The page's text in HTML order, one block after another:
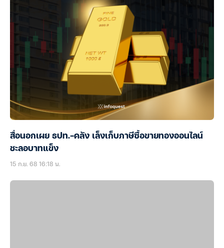
สื่อนอกเผย ธปท.-คลัง เล็งเก็บภาษีซื้อขายทองออนไลน์
ชะลอบาทแข็ง
15 ก.ย. 68 16:18 น.